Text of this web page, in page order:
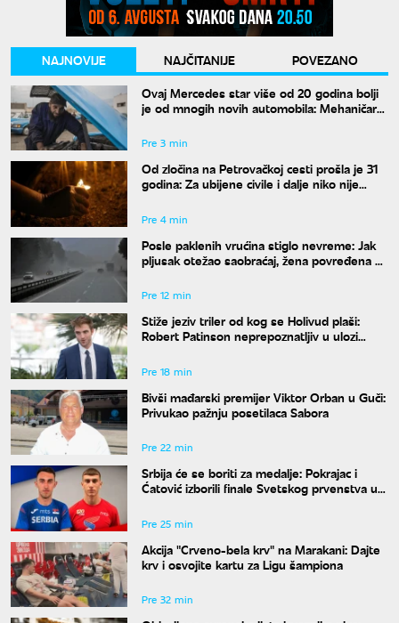
NAJNOVIJE NAJČITANIJE
POVEZANO
Ovaj Mercedes star više od 20 godina bolji
je od mnogih novih automobila: Mehaničar
Pre 3 min
Od zločina na Petrovačkoj cesti prošla je 31
godina: Za ubijene civile i dalje niko nije
Pre 4 min
Posle paklenih vrućina stiglo nevreme: Jak
pljusak otežao saobraćaj, žena povređena u
Pre 12 min
Stiže jeziv triler od kog se Holivud plaši:
Robert Patinson neprepoznatljiv u ulozi
Pre 18 min
Bivši mađarski premijer Viktor Orban u Guči:
Privukao pažnju posetilaca Sabora
Pre 22 min
Srbija će se boriti za medalje: Pokrajac i
Ćatović izborili finale Svetskog prvenstva u
Pre 25 min
Akcija "Crveno-bela krv" na Marakani: Dajte
krv i osvojite kartu za Ligu šampiona
Pre 32 min